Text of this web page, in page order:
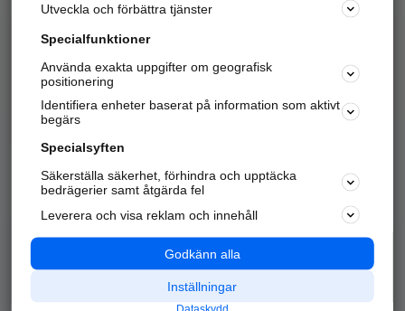
Marknadsför företaget
Kom igång och annonsera mot
samarbetspartners nära dig.
Alla kategorier
Populära sökningar
API & Kartor
Annonsera
Integritet
Nödnummer
Utveckla och förbättra tjänster
Specialfunktioner
Använda exakta uppgifter om geografisk
positionering
Identifiera enheter baserat på information som aktivt
begärs
Specialsyften
Säkerställa säkerhet, förhindra och upptäcka
bedrägerier samt åtgärda fel
Leverera och visa reklam och innehåll
Godkänn alla
Inställningar
Dataskydd